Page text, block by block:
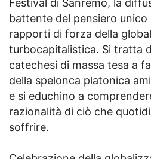
battente del pensiero
rapporti di forza della
turbocapitalistica. Si tratta
catechesi di massa tesa a
della spelonca platonica
e si educhino a
razionalità di ciò che
soffrire.